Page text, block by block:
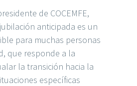
de COCEMFE,
anticipada es un
para muchas personas
que responde a la
la transición hacia la
específicas